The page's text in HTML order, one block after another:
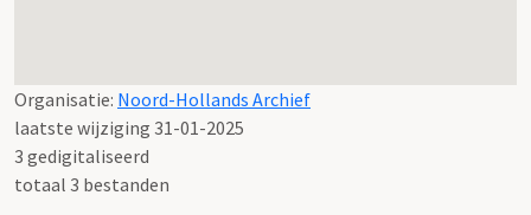
Organisatie: Noord-Hollands Archief
laatste wijziging 31-01-2025
3 gedigitaliseerd
totaal 3 bestanden